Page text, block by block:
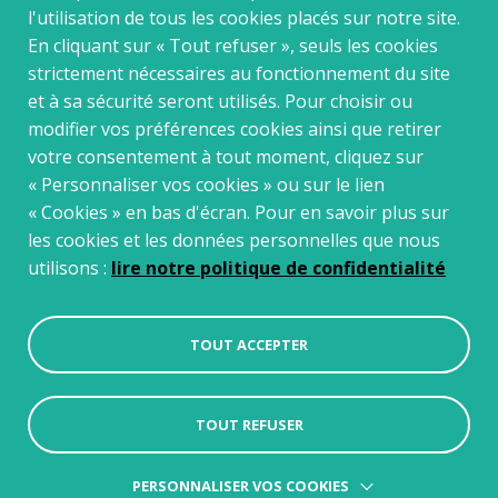
actualités, événements et ressources de GAIA Data
EMAIL
© Copyright Data-Terra 2026
CRÉDITS :LA JUNGLE
l'utilisation de tous les cookies placés sur notre site.
En cliquant sur « Tout refuser », seuls les cookies
strictement nécessaires au fonctionnement du site
et à sa sécurité seront utilisés. Pour choisir ou
modifier vos préférences cookies ainsi que retirer
votre consentement à tout moment, cliquez sur
« Personnaliser vos cookies » ou sur le lien
« Cookies » en bas d'écran. Pour en savoir plus sur
les cookies et les données personnelles que nous
utilisons : lire notre politique de confidentialité
TOUT ACCEPTER
TOUT REFUSER
PERSONNALISER VOS COOKIES